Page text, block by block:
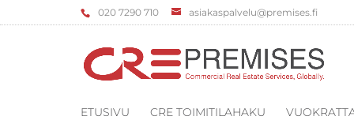
‌020 7290 710 asiakaspalvelu@premises.fi
ETUSIVU CRE TOIMITILAHAKU